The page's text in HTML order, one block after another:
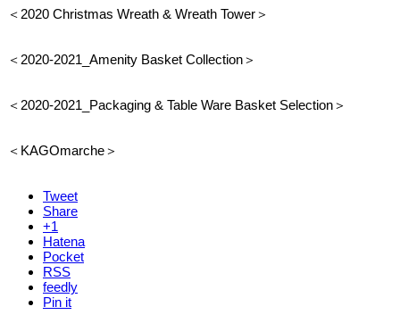
＜2020 Christmas Wreath & Wreath Tower＞
＜2020-2021_Amenity Basket Collection＞
＜2020-2021_Packaging & Table Ware Basket Selection＞
＜KAGOmarche＞
Tweet
Share
+1
Hatena
Pocket
RSS
feedly
Pin it